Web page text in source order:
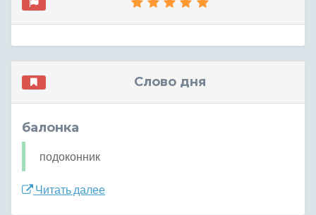
Слово дня
балонка
подоконник
Читать далее